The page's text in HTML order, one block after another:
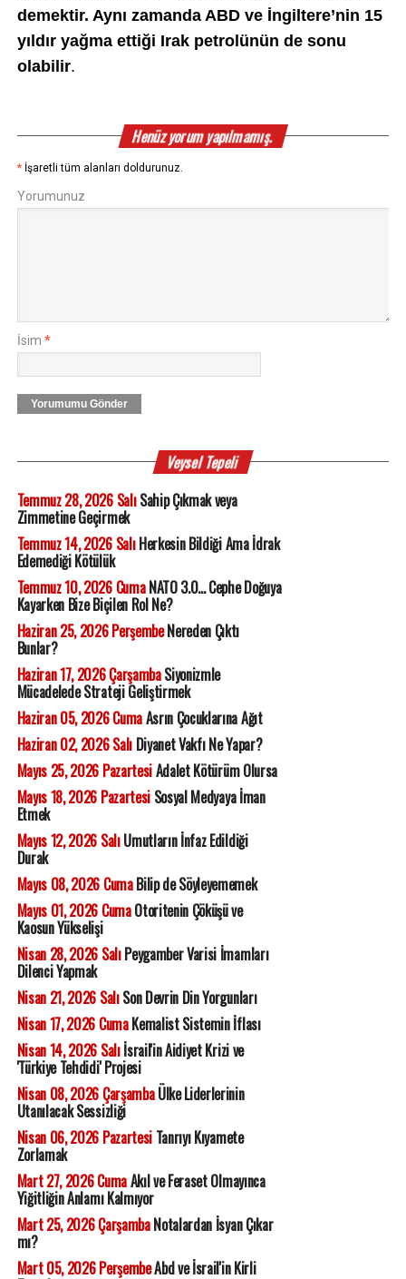
demektir. Aynı zamanda ABD ve İngiltere’nin 15
yıldır yağma ettiği Irak petrolünün de sonu
olabilir.
Henüz yorum yapılmamış.
* İşaretli tüm alanları doldurunuz.
Yorumunuz
İsim *
Yorumumu Gönder
Veysel Tepeli
Temmuz 28, 2026 SalıSahip Çıkmak veya
Zimmetine Geçirmek
Temmuz 14, 2026 SalıHerkesin Bildiği Ama İdrak
Edemediği Kötülük
Temmuz 10, 2026 CumaNATO 3.0... Cephe Doğuya
Kayarken Bize Biçilen Rol Ne?
Haziran 25, 2026 PerşembeNereden Çıktı
Bunlar?
Haziran 17, 2026 ÇarşambaSiyonizmle
Mücadelede Strateji Geliştirmek
Haziran 05, 2026 CumaAsrın Çocuklarına Ağıt
Haziran 02, 2026 SalıDiyanet Vakfı Ne Yapar?
Mayıs 25, 2026 PazartesiAdalet Kötürüm Olursa
Mayıs 18, 2026 PazartesiSosyal Medyaya İman
Etmek
Mayıs 12, 2026 SalıUmutların İnfaz Edildiği
Durak
Mayıs 08, 2026 CumaBilip de Söyleyememek
Mayıs 01, 2026 CumaOtoritenin Çöküşü ve
Kaosun Yükselişi
Nisan 28, 2026 SalıPeygamber Varisi İmamları
Dilenci Yapmak
Nisan 21, 2026 SalıSon Devrin Din Yorgunları
Nisan 17, 2026 CumaKemalist Sistemin İflası
Nisan 14, 2026 Salıİsrail'in Aidiyet Krizi ve
'Türkiye Tehdidi' Projesi
Nisan 08, 2026 ÇarşambaÜlke Liderlerinin
Utanılacak Sessizliği
Nisan 06, 2026 PazartesiTanrıyı Kıyamete
Zorlamak
Mart 27, 2026 CumaAkıl ve Feraset Olmayınca
Yiğitliğin Anlamı Kalmıyor
Mart 25, 2026 ÇarşambaNotalardan İsyan Çıkar
mı?
Mart 05, 2026 PerşembeAbd ve İsrail'in Kirli